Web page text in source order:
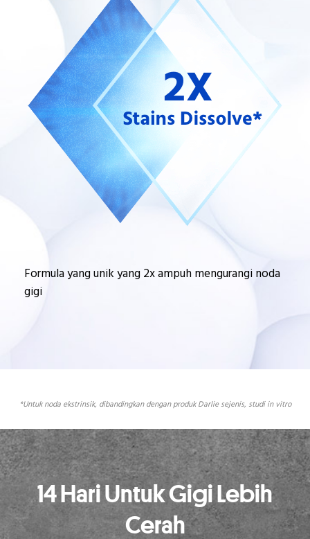
Formula yang unik yang 2x ampuh mengurangi noda
gigi
*Untuk noda ekstrinsik, dibandingkan dengan produk Darlie sejenis, studi in vitro
14 Hari Untuk Gigi Lebih
Cerah